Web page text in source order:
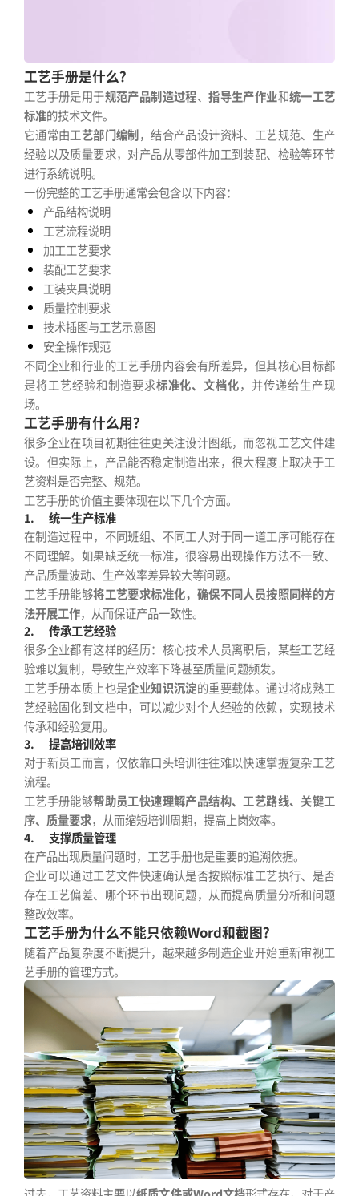
工艺手册是什么？
工艺手册是用于规范产品制造过程、指导生产作业和统一工艺
标准的技术文件。
它通常由工艺部门编制，结合产品设计资料、工艺规范、生产
经验以及质量要求，对产品从零部件加工到装配、检验等环节
进行系统说明。
一份完整的工艺手册通常会包含以下内容：
产品结构说明
工艺流程说明
加工工艺要求
装配工艺要求
工装夹具说明
质量控制要求
技术插图与工艺示意图
安全操作规范
不同企业和行业的工艺手册内容会有所差异，但其核心目标都
是将工艺经验和制造要求标准化、文档化，并传递给生产现
场。
工艺手册有什么用？
很多企业在项目初期往往更关注设计图纸，而忽视工艺文件建
设。但实际上，产品能否稳定制造出来，很大程度上取决于工
艺资料是否完整、规范。
工艺手册的价值主要体现在以下几个方面。
1. 统一生产标准
在制造过程中，不同班组、不同工人对于同一道工序可能存在
不同理解。如果缺乏统一标准，很容易出现操作方法不一致、
产品质量波动、生产效率差异较大等问题。
工艺手册能够将工艺要求标准化，确保不同人员按照同样的方
法开展工作，从而保证产品一致性。
2. 传承工艺经验
很多企业都有这样的经历：核心技术人员离职后，某些工艺经
验难以复制，导致生产效率下降甚至质量问题频发。
工艺手册本质上也是企业知识沉淀的重要载体。通过将成熟工
艺经验固化到文档中，可以减少对个人经验的依赖，实现技术
传承和经验复用。
3. 提高培训效率
对于新员工而言，仅依靠口头培训往往难以快速掌握复杂工艺
流程。
工艺手册能够帮助员工快速理解产品结构、工艺路线、关键工
序、质量要求，从而缩短培训周期，提高上岗效率。
4. 支撑质量管理
在产品出现质量问题时，工艺手册也是重要的追溯依据。
企业可以通过工艺文件快速确认是否按照标准工艺执行、是否
存在工艺偏差、哪个环节出现问题，从而提高质量分析和问题
整改效率。
工艺手册为什么不能只依赖Word和截图？
随着产品复杂度不断提升，越来越多制造企业开始重新审视工
艺手册的管理方式。